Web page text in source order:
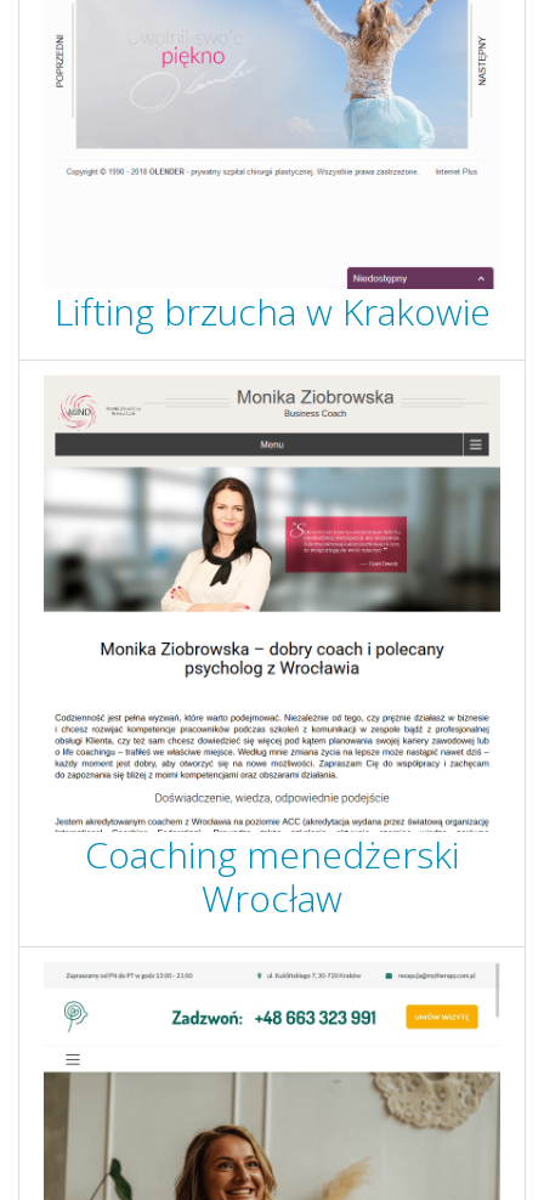
Lifting brzucha w Krakowie
Coaching menedżerski
Wrocław